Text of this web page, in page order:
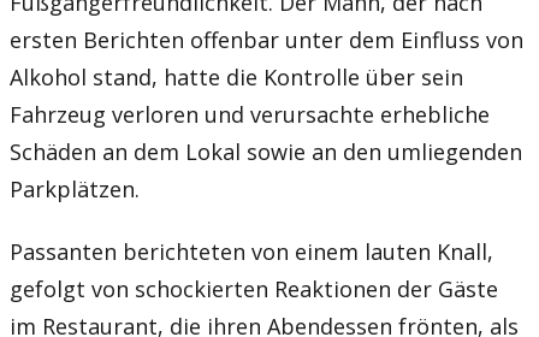
ersten Berichten offenbar unter dem Einfluss von
Alkohol stand, hatte die Kontrolle über sein
Fahrzeug verloren und verursachte erhebliche
Schäden an dem Lokal sowie an den umliegenden
Parkplätzen.
Passanten berichteten von einem lauten Knall,
gefolgt von schockierten Reaktionen der Gäste
im Restaurant, die ihren Abendessen frönten, als